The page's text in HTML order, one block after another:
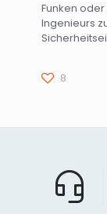
Funken
Ingenieurs
8